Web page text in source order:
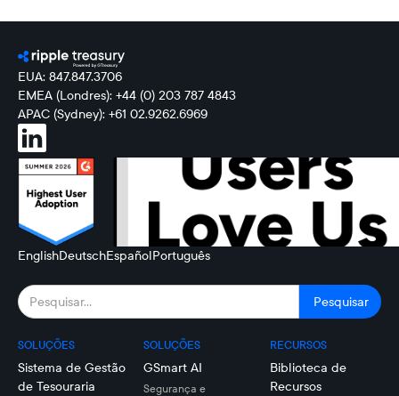
EUA: 847.847.3706
EMEA (Londres): +44 (0) 203 787 4843
APAC (Sydney): +61 02.9262.6969
EnglishDeutschEspañolPortuguês
SOLUÇÕES
Sistema de Gestão
de Tesouraria
SOLUÇÕES
GSmart AI
Segurança e
RECURSOS
Biblioteca de
Recursos